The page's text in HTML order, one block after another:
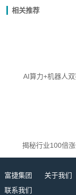
相关推荐
AI算力+机器人
揭秘行业100倍
富捷集团 关于我们
联系我们